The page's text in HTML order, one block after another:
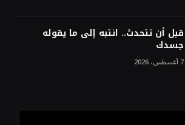
قبل أن تتحدث.. انتبه إلى ما يقوله
جسدك
7 أغسطس، 2026